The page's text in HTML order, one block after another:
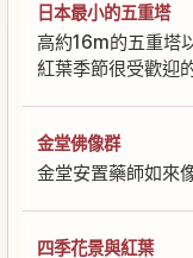
日本最小的五重塔
高約16m的五重塔
紅葉季節很受歡迎
金堂佛像群
金堂安置藥師如來
四季花景與紅葉